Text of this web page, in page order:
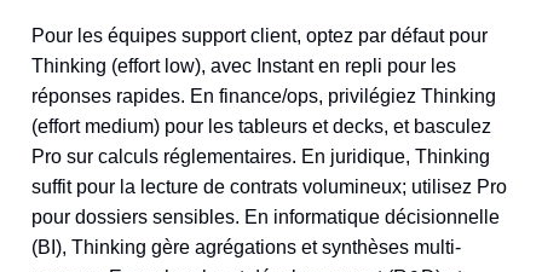
Pour les équipes support client, optez par défaut pour
Thinking (effort low), avec Instant en repli pour les
réponses rapides. En finance/ops, privilégiez Thinking
(effort medium) pour les tableurs et decks, et basculez
Pro sur calculs réglementaires. En juridique, Thinking
suffit pour la lecture de contrats volumineux; utilisez Pro
pour dossiers sensibles. En informatique décisionnelle
(BI), Thinking gère agrégations et synthèses multi-